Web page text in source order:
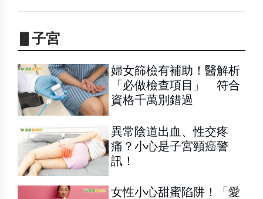
▋子宮
婦女篩檢有補助！醫解析
「必做檢查項目」 符合
資格千萬別錯過
異常陰道出血、性交疼
痛？小心是子宮頸癌警
訊！
女性小心甜蜜陷阱！「愛